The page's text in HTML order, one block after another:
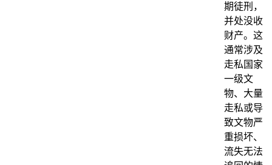
期徒刑，
并处没收
财产。这
通常涉及
走私国家
一级文
物、大量
走私或导
致文物严
重损坏、
流失无法